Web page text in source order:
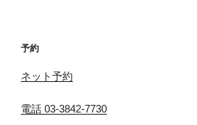
予約
ネット予約
電話 03-3842-7730